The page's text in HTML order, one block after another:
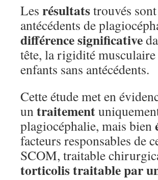
Les résultatstrouvés sont
antécédents de
différence significative
tête, la rigidité
enfants sans antécédents.
Cette étude met en
untraitement
plagiocéphalie, mais bien
facteurs responsables de
SCOM, traitable
torticolis traitable par